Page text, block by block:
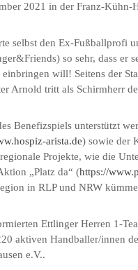
2021 in der Franz-
selbst den Ex-Fußballprofi
so sehr, dass er
will! Seitens der
Arnold tritt als Schirmherr
Benefizspiels unterstützt
arista.de) sowie der
Projekte, wie die
„Platz da“ (https://
in RLP und NRW
Ettlinger Herren 1-
aktiven Handballer/innen
e.V..